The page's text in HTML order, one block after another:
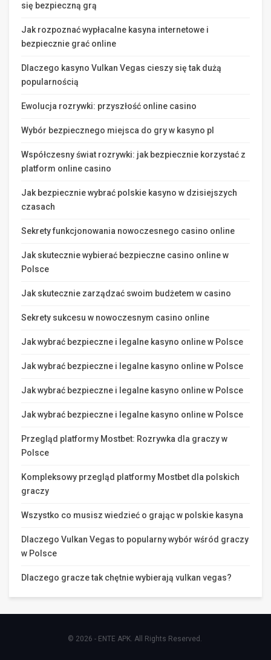
się bezpieczną grą
Jak rozpoznać wypłacalne kasyna internetowe i
bezpiecznie grać online
Dlaczego kasyno Vulkan Vegas cieszy się tak dużą
popularnością
Ewolucja rozrywki: przyszłość online casino
Wybór bezpiecznego miejsca do gry w kasyno pl
Współczesny świat rozrywki: jak bezpiecznie korzystać z
platform online casino
Jak bezpiecznie wybrać polskie kasyno w dzisiejszych
czasach
Sekrety funkcjonowania nowoczesnego casino online
Jak skutecznie wybierać bezpieczne casino online w
Polsce
Jak skutecznie zarządzać swoim budżetem w casino
Sekrety sukcesu w nowoczesnym casino online
Jak wybrać bezpieczne i legalne kasyno online w Polsce
Jak wybrać bezpieczne i legalne kasyno online w Polsce
Jak wybrać bezpieczne i legalne kasyno online w Polsce
Jak wybrać bezpieczne i legalne kasyno online w Polsce
Przegląd platformy Mostbet: Rozrywka dla graczy w
Polsce
Kompleksowy przegląd platformy Mostbet dla polskich
graczy
Wszystko co musisz wiedzieć o grając w polskie kasyna
Dlaczego Vulkan Vegas to popularny wybór wśród graczy
w Polsce
Dlaczego gracze tak chętnie wybierają vulkan vegas?
© 2026 - ENTE APK. All Rights Reserved.